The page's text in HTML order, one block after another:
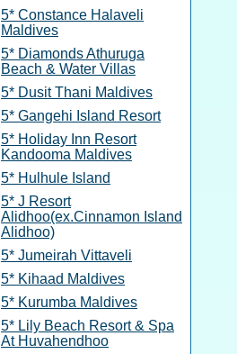
5* Constance Halaveli
Maldives
5* Diamonds Athuruga
Beach & Water Villas
5* Dusit Thani Maldives
5* Gangehi Island Resort
5* Holiday Inn Resort
Kandooma Maldives
5* Hulhule Island
5* J Resort
Alidhoo(ex.Cinnamon Island
Alidhoo)
5* Jumeirah Vittaveli
5* Kihaad Maldives
5* Kurumba Maldives
5* Lily Beach Resort & Spa
At Huvahendhoo